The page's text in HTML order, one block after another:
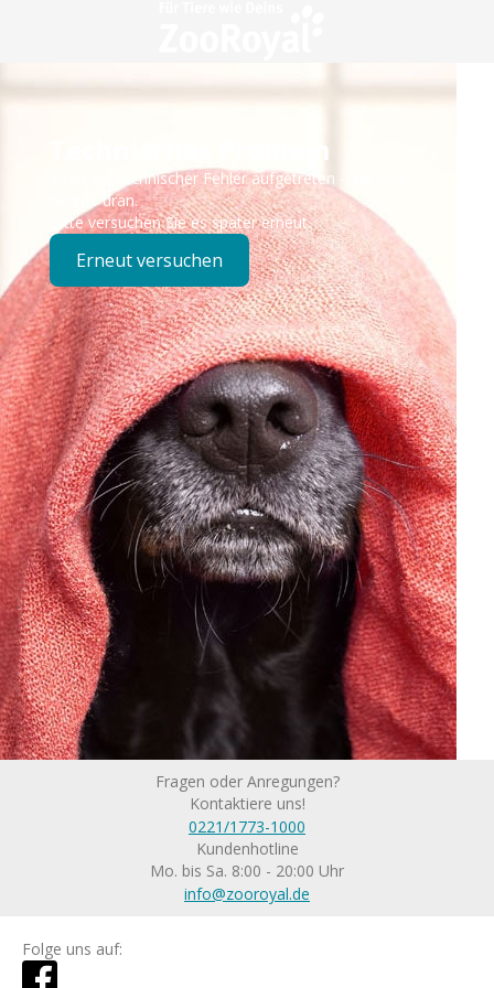
Technisches Problem
Es ist ein technischer Fehler aufgetreten – wir sind
bereits dran.
Bitte versuchen Sie es später erneut.
Erneut versuchen
Fragen oder Anregungen?
Kontaktiere uns!
0221/1773-1000
Kundenhotline
Mo. bis Sa. 8:00 - 20:00 Uhr
info@zooroyal.de
Folge uns auf: